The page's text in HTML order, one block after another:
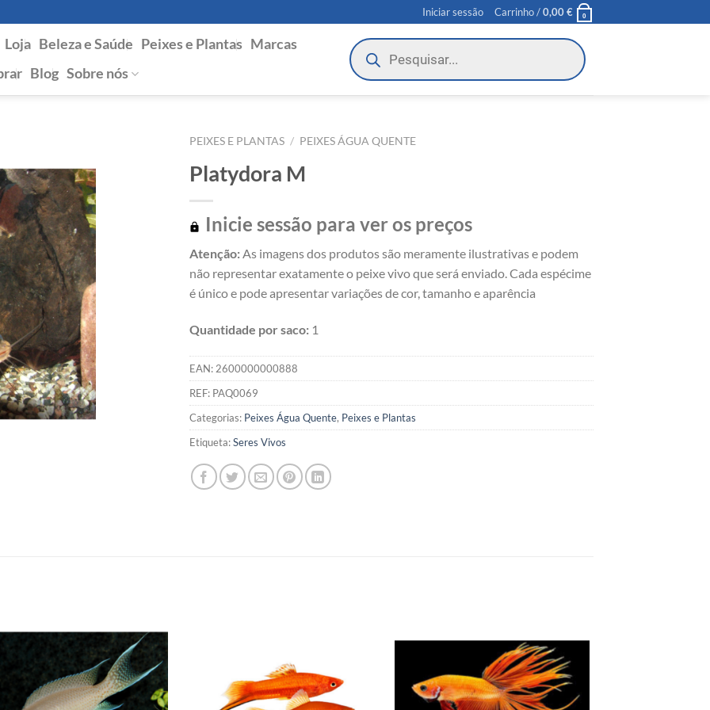
Iniciar sessão Carrinho /0,00€ 0
Loja Beleza e Saúde Peixes e Plantas Marcas
Blog Sobre nós
Products
search
PEIXES E PLANTAS / PEIXES ÁGUA QUENTE
Platydora M
Inicie sessão para ver os preços
Atenção:As imagens dos produtos são meramente ilustrativas e podem
não representar exatamente o peixe vivo que será enviado. Cada espécime
é único e pode apresentar variações de cor, tamanho e aparência
Quantidade por saco: 1
EAN: 2600000000888
REF: PAQ0069
Categorias: Peixes Água Quente, Peixes e Plantas
Etiqueta:Seres Vivos